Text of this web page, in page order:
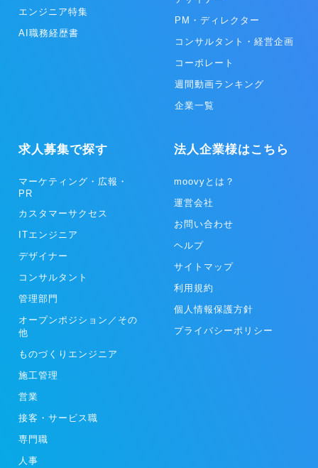
エンジニア特集
AI職務経歴書
PM・ディレクター
コンサルタント・経営企画
コーポレート
週間動画ランキング
企業一覧
求人募集で探す
マーケティング・広報・
PR
カスタマーサクセス
ITエンジニア
デザイナー
コンサルタント
管理部門
オープンポジション／その
他
ものづくりエンジニア
施工管理
営業
接客・サービス職
専門職
人事
法人企業様はこちら
moovyとは？
運営会社
お問い合わせ
ヘルプ
サイトマップ
利用規約
個人情報保護方針
プライバシーポリシー